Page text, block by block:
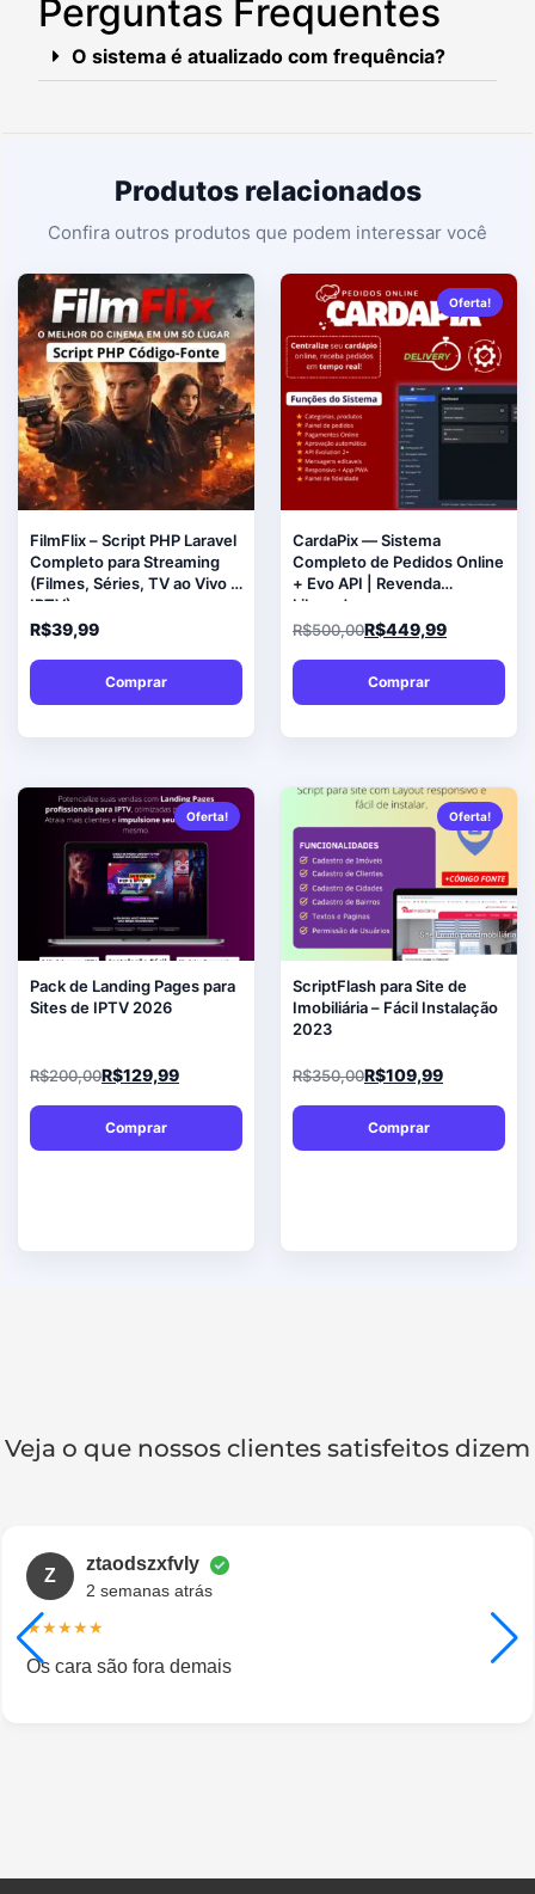
Perguntas Frequentes
O sistema é atualizado com frequência?
Produtos relacionados
FilmFlix – Script PHP Laravel
Completo para Streaming
(Filmes, Séries, TV ao Vivo e
IPTV)
R$39,99
Comprar
Oferta!
CardaPix — Sistema
Completo de Pedidos Online
+ Evo API | Revenda
Liberada
R$500,00R$449,99
Comprar
Oferta!
Pack de Landing Pages para
Sites de IPTV 2026
R$200,00R$129,99
Comprar
Oferta!
ScriptFlash para Site de
Imobiliária – Fácil Instalação
2023
R$350,00R$109,99
Comprar
Veja o que nossos clientes satisfeitos dizem​
Z
ztaodszxfvly
2 semanas atrás
★★★★★
Os cara são fora demais